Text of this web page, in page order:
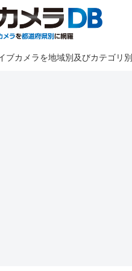
カメラを地域別及びカテゴリ別